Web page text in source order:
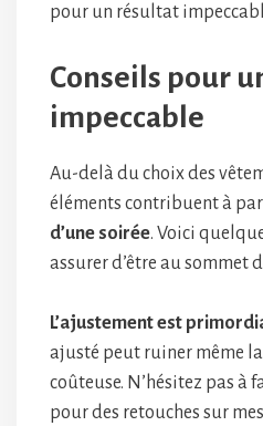
pour un résultat
Conseils pour
impeccable
Au-delà du choix des
éléments contribuent à
d’une soirée. Voici
assurer d’être au sommet
L’ajustement est
ajusté peut ruiner même
coûteuse. N’hésitez pas
pour des retouches sur